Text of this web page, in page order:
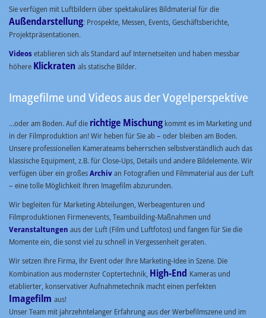
Sie verfügen mit Luftbildern über spektakuläres Bildmaterial für die
Außendarstellung: Prospekte, Messen, Events, Geschäftsberichte,
Projektpräsentationen.
Videosetablieren sich als Standard auf Internetseiten und haben messbar
höhere Klickraten als statische Bilder.
Imagefilme und Videos aus der Vogelperspektive
…oder am Boden. Auf die richtige Mischung kommt es im Marketing und
in der Filmproduktion an! Wir heben für Sie ab – oder bleiben am Boden.
Unsere professionellen Kamerateams beherrschen selbstverständlich auch das
klassische Equipment, z.B. für Close-Ups, Details und andere Bildelemente. Wir
verfügen über ein großesArchivan Fotografien und Filmmaterial aus der Luft
– eine tolle Möglichkeit Ihren Imagefilm abzurunden.
Wir begleiten für Marketing Abteilungen, Werbeagenturen und
Filmproduktionen Firmenevents, Teambuilding-Maßnahmen und
Veranstaltungen aus der Luft (Film und Luftfotos) und fangen für Sie die
Momente ein, die sonst viel zu schnell in Vergessenheit geraten.
Wir setzen Ihre Firma, Ihr Event oder Ihre Marketing-Idee in Szene. Die
Kombination aus modernster Coptertechnik, High-End Kameras und
etablierter, konservativer Aufnahmetechnik macht einen perfekten
Imagefilm aus!
Unser Team mit jahrzehntelanger Erfahrung aus der Werbefilmszene und im